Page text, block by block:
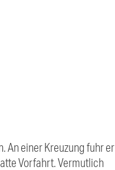
An einer Kreuzung fuhr er
Vorfahrt. Vermutlich